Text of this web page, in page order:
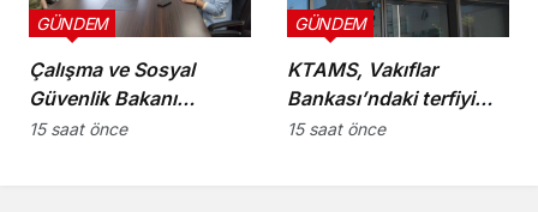
Çalışma ve Sosyal
Güvenlik Bakanı
Hasipoğlu,
GÜNDEM
15 saat önce
KTAMS, Vakıflar
Bankası’ndaki terfiyi
eleştirdi
GÜNDEM
15 saat önce